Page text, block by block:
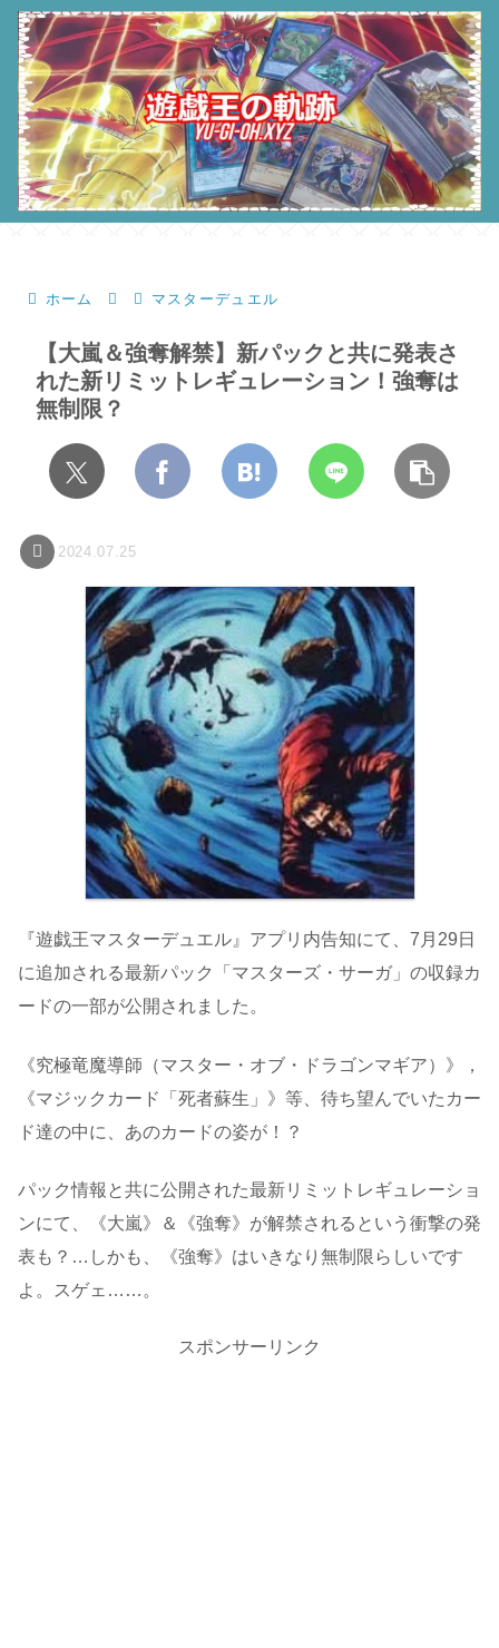
ホーム マスターデュエル
【大嵐＆強奪解禁】新パックと共に発表さ
れた新リミットレギュレーション！強奪は
無制限？
2024.07.25
『遊戯王マスターデュエル』アプリ内告知にて、7月29日
に追加される最新パック「マスターズ・サーガ」の収録カ
ードの一部が公開されました。
《究極竜魔導師（マスター・オブ・ドラゴンマギア）》，
《マジックカード「死者蘇生」》等、待ち望んでいたカー
ド達の中に、あのカードの姿が！？
パック情報と共に公開された最新リミットレギュレーショ
ンにて、《大嵐》＆《強奪》が解禁されるという衝撃の発
表も？…しかも、《強奪》はいきなり無制限らしいです
よ。スゲェ……。
スポンサーリンク